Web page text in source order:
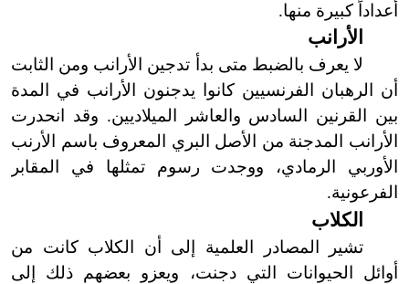
أعداداً كبيرة منها.
الأرانب
لا يعرف بالضبط متى بدأ تدجين الأرانب ومن الثابت
أن الرهبان الفرنسيين كانوا يدجنون الأرانب في
المدة
بين القرنين السادس والعاشر الميلاديين. وقد انحدرت
الأرانب المدجنة من الأصل البري المعروف باسم الأرنب
الأوربي الرمادي، ووجدت رسوم تمثلها في المقابر
الفرعونية.
الكلاب
تشير المصادر العلمية إلى أن الكلاب كانت من
أوائل الحيوانات التي دجنت، ويعزو بعضهم ذلك إلى